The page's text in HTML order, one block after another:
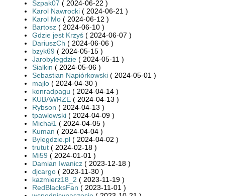
Szpak07 ( 2024-06-22 )
Karol Nawrocki ( 2024-06-21 )
Karol Mo ( 2024-06-12 )
Bartosz ( 2024-06-10 )
Gdzie jest Krzyś ( 2024-06-07 )
DariuszCh ( 2024-06-06 )
bzyk69 ( 2024-05-15 )
Jarobylegdzie ( 2024-05-11 )
Sialkin ( 2024-05-06 )
Sebastian Napiórkowski ( 2024-05-01 )
majlo ( 2024-04-30 )
konradpagu ( 2024-04-14 )
KUBAWRZE ( 2024-04-13 )
Rybson ( 2024-04-13 )
tpawlowski ( 2024-04-09 )
Michał1 ( 2024-04-05 )
Kuman ( 2024-04-04 )
Bylegdzie.pl ( 2024-04-02 )
trutut ( 2024-02-18 )
Mi59 ( 2024-01-01 )
Damian Iwanicz ( 2023-12-18 )
djcargo ( 2023-11-30 )
kazmierz18_2 ( 2023-11-19 )
RedBlacksFan ( 2023-11-01 )